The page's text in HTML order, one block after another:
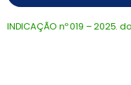
INDICAÇÃO nº 019 – 2025.